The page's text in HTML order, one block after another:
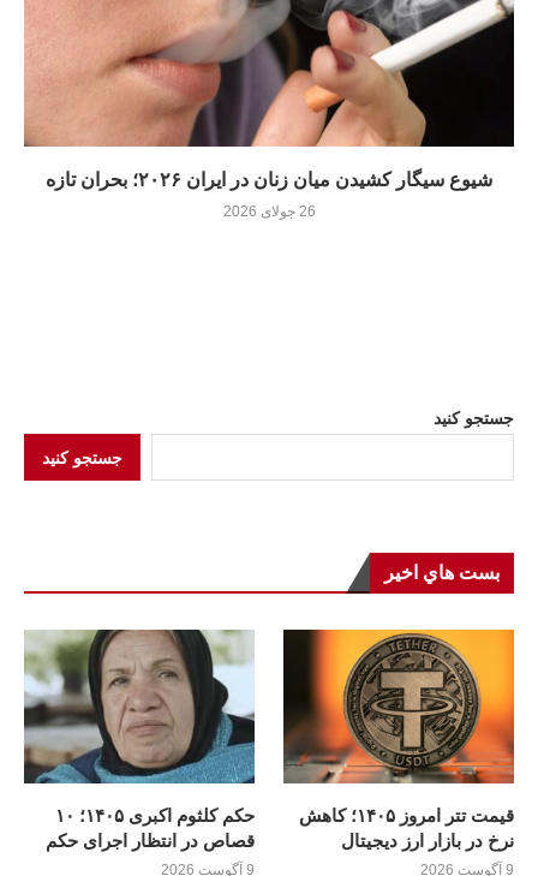
شیوع سیگار کشیدن میان زنان در ایران ۲۰۲۶؛ بحران تازه
26 جولای 2026
جستجو کنید
جستجو کنید
بست هاي اخير
قیمت تتر امروز ۱۴۰۵؛ کاهش
نرخ در بازار ارز دیجیتال
9 آگوست 2026
حکم کلثوم اکبری ۱۴۰۵؛ ۱۰
قصاص در انتظار اجرای حکم
9 آگوست 2026